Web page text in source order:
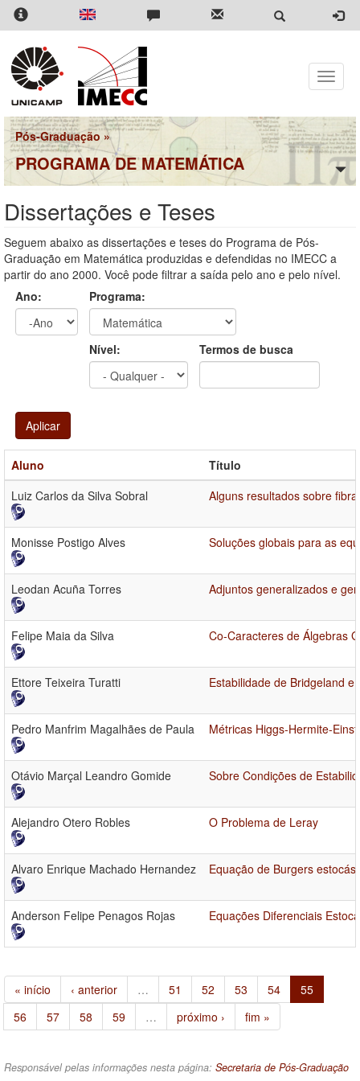
Pular
para
conteúdo
principal
Toggle
Pós-Graduação »
PROGRAMA DE MATEMÁTICA
Dissertações e Teses
Seguem abaixo as dissertações e teses do Programa de Pós-
Graduação em Matemática produzidas e defendidas no IMECC a
partir do ano 2000. Você pode filtrar a saída pelo ano e pelo nível.
Ano:
Programa:
Nível: Termos de busca
Aplicar
Aluno
Título
Luiz Carlos da Silva Sobral
Alguns resultados sobre
Monisse Postigo Alves Soluções globais para as
Leodan Acuña Torres Adjuntos generalizados e
Felipe Maia da Silva Co-Caracteres de Álgebras
Ettore Teixeira Turatti Estabilidade de Bridgeland
Pedro Manfrim Magalhães de Paula Métricas Higgs-Hermite-
Otávio Marçal Leandro Gomide Sobre Condições de
Alejandro Otero Robles O Problema de Leray
Alvaro Enrique Machado Hernandez Equação de Burgers
Anderson Felipe Penagos Rojas Equações Diferenciais
« início ‹ anterior … 51 52 53 54
55
56
57 58 59 … próximo › fim »
Responsável pelas informações nesta página: Secretaria de Pós-Graduação